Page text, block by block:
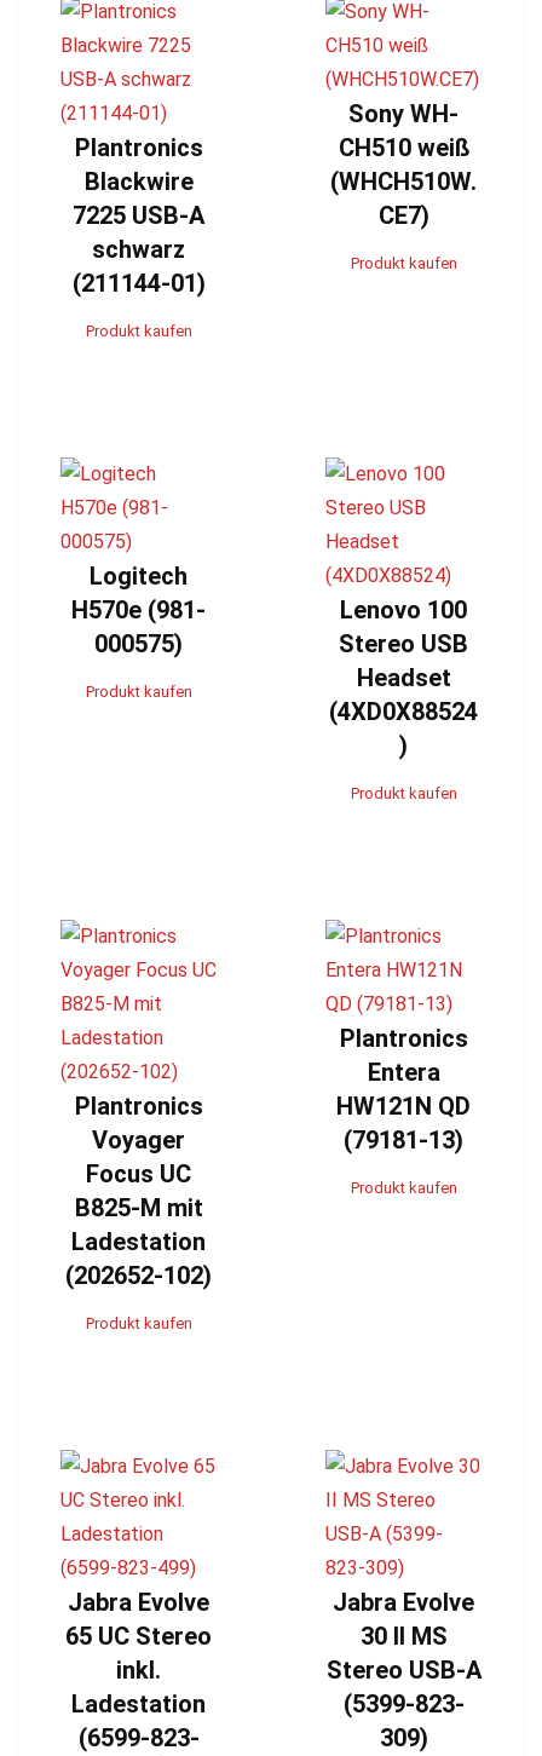
Plantronics
Blackwire
7225 USB-A
schwarz
(211144-01)
Produkt kaufen
Sony WH-
CH510 weiß
(WHCH510W.
CE7)
Produkt kaufen
Logitech
H570e (981-
000575)
Produkt kaufen
Lenovo 100
Stereo USB
Headset
(4XD0X88524
)
Produkt kaufen
Plantronics
Voyager
Focus UC
B825-M mit
Ladestation
(202652-102)
Produkt kaufen
Plantronics
Entera
HW121N QD
(79181-13)
Produkt kaufen
Jabra Evolve
65 UC Stereo
inkl.
Ladestation
(6599-823-
Jabra Evolve
30 II MS
Stereo USB-A
(5399-823-
309)